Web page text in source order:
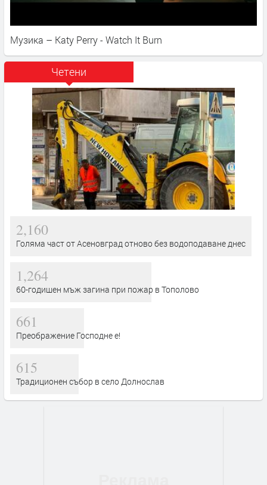
Музика – Katy Perry - Watch It Burn
Четени
2,160
Голяма част от Асеновград отново без водоподаване днес
1,264
60-годишен мъж загина при пожар в Тополово
661
Преображение Господне е!
615
Традиционен събор в село Долнослав